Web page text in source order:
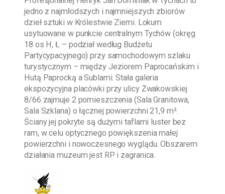
jedno z najmłodszych i najmniejszych zbiorów
dzieł sztuki w Królestwie Ziemi. Lokum
usytuowane w punkcie centralnym Tychów (okręg
18 os H, Ł – podział według Budżetu
Partycypacyjnego) przy samochodowym szlaku
turystycznym – między Jeziorem Paprocańskim i
Hutą Paprocką a Sublami. Stała galeria
ekspozycyjna placówki przy ulicy Żwakowskiej
8/66 zajmuje 2 pomieszczenia (Sala Granitowa,
Sala Szklana) o łącznej powierzchni 21,9 m².
Ściany jej pokryte są dużymi taflami luster bez
ram, w celu optycznego powiększenia małej
powierzchni i nowoczesnego wyglądu. Obszarem
działania muzeum jest RP i zagranica.